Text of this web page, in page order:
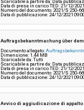
Scaricabile a partire da: Data
Data di presa in carico TED: 21/12/
Numero del documento: 2021/S 250-
Data di pubblicazione: 24/12/2021
Auftragsbekanntmachung über
Documento allegato:
Dimensione: 1.44 MB
Scaricabile da: Tutti
Scaricabile a partire da: Data
Data di presa in carico TED: 21/12/
Numero del documento: 2021/S 250-
Data di pubblicazione: 24/12/2021
Avviso di aggiudicazione di appalto